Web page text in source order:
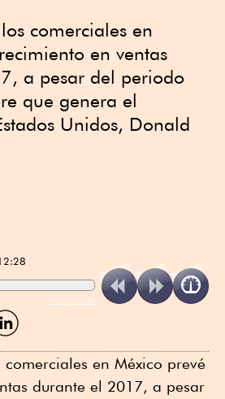
comerciales en
en ventas
a pesar del periodo
que genera el
Unidos, Donald
ReadSpeaker
en México prevé
durante el 2017, a pesar